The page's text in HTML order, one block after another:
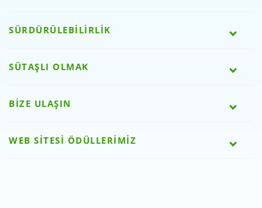
SÜRDÜRÜLEBİLİRLİK
SÜTAŞLI OLMAK
BİZE ULAŞIN
WEB SİTESİ ÖDÜLLERİMİZ